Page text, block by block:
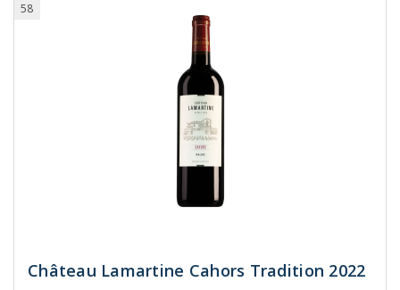
58
Château Lamartine Cahors Tradition 2022